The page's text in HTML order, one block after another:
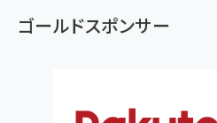
ゴールドスポンサー